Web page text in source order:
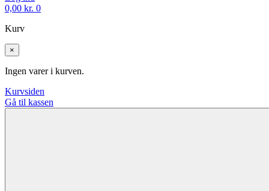
0,00 kr. 0
Kurv
×
Ingen varer i kurven.
Kurvsiden
Gå til kassen